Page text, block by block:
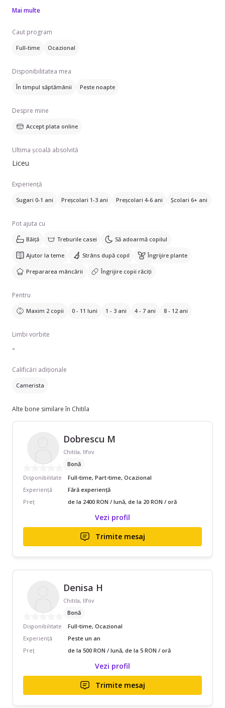
constructor,geamuri,spalat covoare,canapele,saltele,etc
Mai multe
Caut program
Full-time Ocazional
Disponibilitatea mea
În timpul săptămânii Peste noapte
Despre mine
Accept plata online
Ultima școală absolvită
Liceu
Experiență
Sugari 0-1 ani Preșcolari 1-3 ani Preșcolari 4-6 ani Școlari 6+ ani
Pot ajuta cu
Băiță Treburile casei Să adoarmă copilul
Ajutor la teme Strâns după copil Îngrijire plante
Prepararea mâncării Îngrijire copii răciți
Pentru
Maxim 2 copii 0 - 11 luni 1 - 3 ani 4 - 7 ani 8 - 12 ani
Limbi vorbite
-
Calificări adiționale
Camerista
Alte bone similare în Chitila
Dobrescu M
Chitila, Ilfov
Bonă
Disponibilitate
Full-time, Part-time, Ocazional
Experiență
Fără experiență
Preț
de la 2400 RON / lună, de la 20 RON / oră
Vezi profil
Trimite mesaj
Denisa H
Chitila, Ilfov
Bonă
Disponibilitate
Full-time, Ocazional
Experiență
Peste un an
Preț
de la 500 RON / lună, de la 5 RON / oră
Vezi profil
Trimite mesaj